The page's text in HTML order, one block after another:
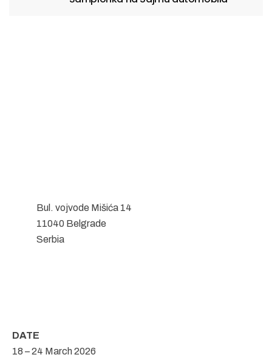
Bul. vojvode Mišića 14
11040 Belgrade
Serbia
DATE
18 – 24 March 2026